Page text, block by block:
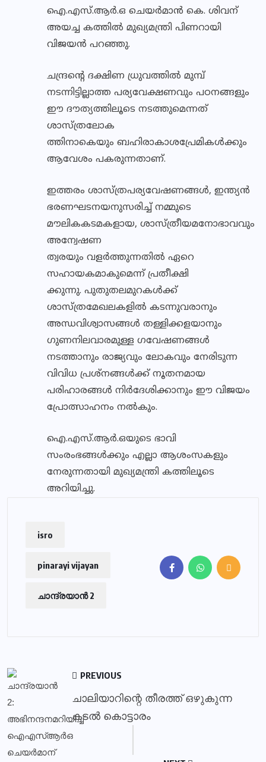
ഐ.എസ്.ആർ.ഒ ചെയർമാൻ കെ. ശിവന്
അയച്ച കത്തിൽ മുഖ്യമന്ത്രി പിണറായി
വിജയൻ പറഞ്ഞു.
ചന്ദ്രന്റെ ദക്ഷിണ ധ്രുവത്തിൽ മുമ്പ്
നടന്നിട്ടില്ലാത്ത പര്യവേക്ഷണവും പഠനങ്ങളും
ഈ ദൗത്യത്തിലൂടെ നടത്തുമെന്നത്
ശാസ്ത്രലോക
ത്തിനാകെയും ബഹിരാകാശപ്രേമികൾക്കും
ആവേശം പകരുന്നതാണ്.
ഇത്തരം ശാസ്ത്രപര്യവേഷണങ്ങൾ, ഇന്ത്യൻ
ഭരണഘടനയനുസരിച്ച് നമ്മുടെ
മൗലികകടമകളായ, ശാസ്ത്രീയമനോഭാവവും
അന്വേഷണ
ത്വരയും വളർത്തുന്നതിൽ ഏറെ
സഹായകമാകുമെന്ന് പ്രതീക്ഷി
ക്കുന്നു. പുതുതലമുറകൾക്ക്
ശാസ്ത്രമേഖലകളിൽ കടന്നുവരാനും
അന്ധവിശ്വാസങ്ങൾ തള്ളിക്കളയാനും
ഗുണനിലവാരമുള്ള ഗവേഷണങ്ങൾ
നടത്താനും രാജ്യവും ലോകവും നേരിടുന്ന
വിവിധ പ്രശ്നങ്ങൾക്ക് നൂതനമായ
പരിഹാരങ്ങൾ നിർദേശിക്കാനും ഈ വിജയം
പ്രോത്സാഹനം നൽകും.
ഐ.എസ്.ആർ.ഒയുടെ ഭാവി
സംരംഭങ്ങൾക്കും എല്ലാ ആശംസകളും
നേരുന്നതായി മുഖ്യമന്ത്രി കത്തിലൂടെ
അറിയിച്ചു.
isro
pinarayi vijayan
ചാന്ദ്രയാൻ 2
PREVIOUS
ചാലിയാറിന്റെ തീരത്ത് ഒഴുകുന്ന
കടൽ കൊട്ടാരം